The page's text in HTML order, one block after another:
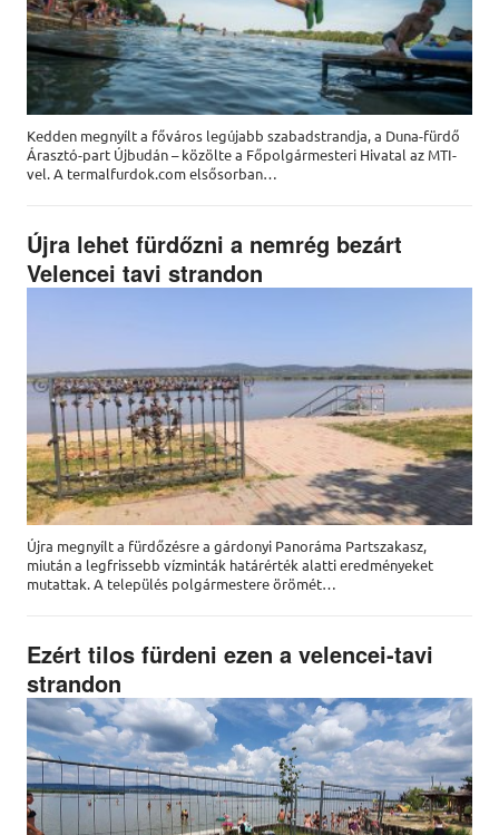
Kedden megnyílt a főváros legújabb szabadstrandja, a Duna-fürdő
Árasztó-part Újbudán – közölte a Főpolgármesteri Hivatal az MTI-
vel. A termalfurdok.com elsősorban…
Újra lehet fürdőzni a nemrég bezárt
Velencei tavi strandon
Újra megnyílt a fürdőzésre a gárdonyi Panoráma Partszakasz,
miután a legfrissebb vízminták határérték alatti eredményeket
mutattak. A település polgármestere örömét…
Ezért tilos fürdeni ezen a velencei-tavi
strandon